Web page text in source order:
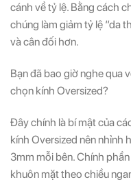
cánh về tỷ lệ. Bằng cách
chúng làm giảm tỷ lệ “da
và cân đối hơn.
Bạn đã bao giờ nghe qua
chọn kính Oversized?
Đây chính là bí mật của
kính Oversized nên nhỉnh
3mm mỗi bên. Chính
khuôn mặt theo chiều